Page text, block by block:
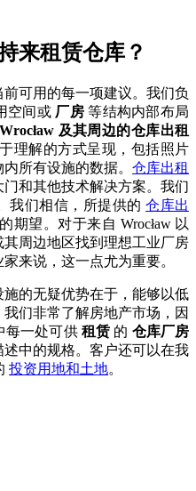
来租赁仓库？
可用的每一项建议。我们负
空间或 厂房等结构内部布局
Wrocław 及其周边的仓库出租
理解的方式呈现，包括照片
所有设施的数据。 仓库出租
和其他技术解决方案。我们
我们相信，所提供的仓库出
期望。对于来自 Wrocław 以
周边地区找到理想工业厂房
来说，这一点尤为重要。
的无疑优势在于，能够以低
们非常了解房地产市场，因
每一处可供 租赁 的 仓库厂房
中的规格。客户还可以在我
投资用地和土地。